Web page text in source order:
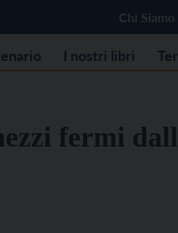
Chi Siamo
I nostri libri
fermi